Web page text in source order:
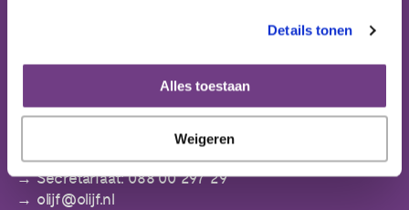
Details tonen
Alles toestaan
Weigeren
IBAN: NL64 ABNA 0553 3394 00
Secretariaat: 088 00 297 29
olijf@olijf.nl